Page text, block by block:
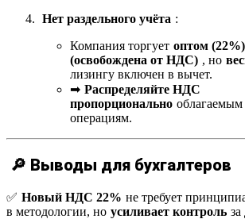
Нет раздельного учёта :
Компания торгует оптом
(освобождена от НДС) , но
лизингу включен в вычет.
➡ Распределяйте НДС
пропорционально
операциям.
🔎 Выводы для бухгалтеров
✅ Новый НДС 22% не требует
в методологии, но усиливает контроль